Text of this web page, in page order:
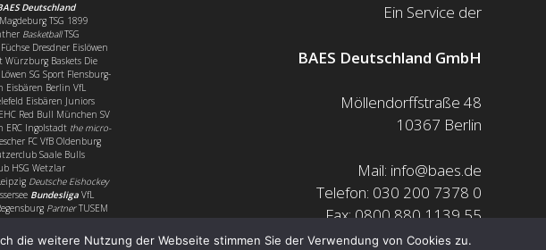
Deutschland
TSG 1899
BasketballTSG
Dresdner Eislöwen
Würzburg Baskets Die
SG Sport Flensburg-
Eisbären Berlin VfL
Eisbären Juniors
EHC Red Bull München SV
ERC Ingolstadt the micro-
FC VfB Oldenburg
Saale Bulls
HSG Wetzlar
Deutsche Eishockey
BundesligaVfL
PartnerTUSEM
BBL HBL FSV
Supporter
Ein Service der
BAES Deutschland GmbH
Möllendorffstraße 48
10367 Berlin
Mail: info@baes.de
Telefon: 030 200 7378 0
Fax: 0800 880 1139 55
die weitere Nutzung der Webseite stimmen Sie der Verwendung von Cookies zu.